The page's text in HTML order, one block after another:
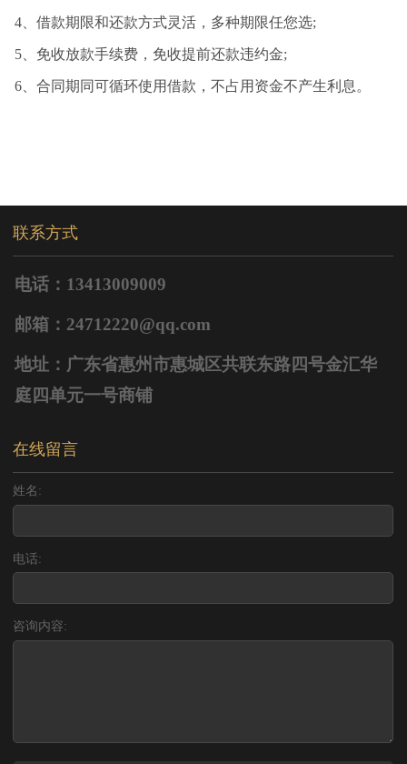
4、借款期限和还款方式灵活，多种期限任您选;
5、免收放款手续费，免收提前还款违约金;
6、合同期同可循环使用借款，不占用资金不产生利息。
联系方式
电话：13413009009
邮箱：24712220@qq.com
地址：广东省惠州市惠城区共联东路四号金汇华
庭四单元一号商铺
在线留言
姓名:
电话:
咨询内容: